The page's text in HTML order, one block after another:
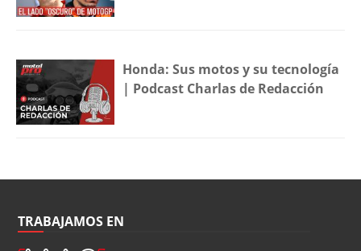
Honda: Sus motos y su tecnología
| Podcast Charlas de Redacción
TRABAJAMOS EN